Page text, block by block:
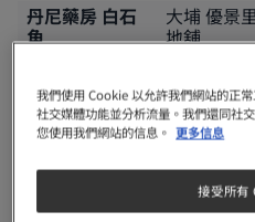
丹尼藥房 白石
角
大埔 優景
地舖
屯
智文藥房
屯門時代
公司
屯門富泰
我們使用 Cookie 以允許我們網站的正
社交媒體功能並分析流量。我們還同社
您使用我們網站的信息。 更多信息
接受所有